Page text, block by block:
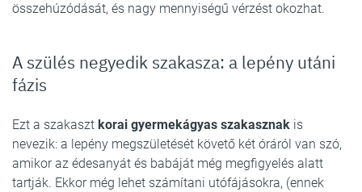
összehúzódását, és nagy mennyiségű vérzést okozhat.
A szülés negyedik szakasza: a lepény utáni
fázis
Ezt a szakaszt korai gyermekágyas szakasznak is
nevezik: a lepény megszületését követő két óráról van szó,
amikor az édesanyát és babáját még megfigyelés alatt
tartják. Ekkor még lehet számítani utófájásokra, (ennek